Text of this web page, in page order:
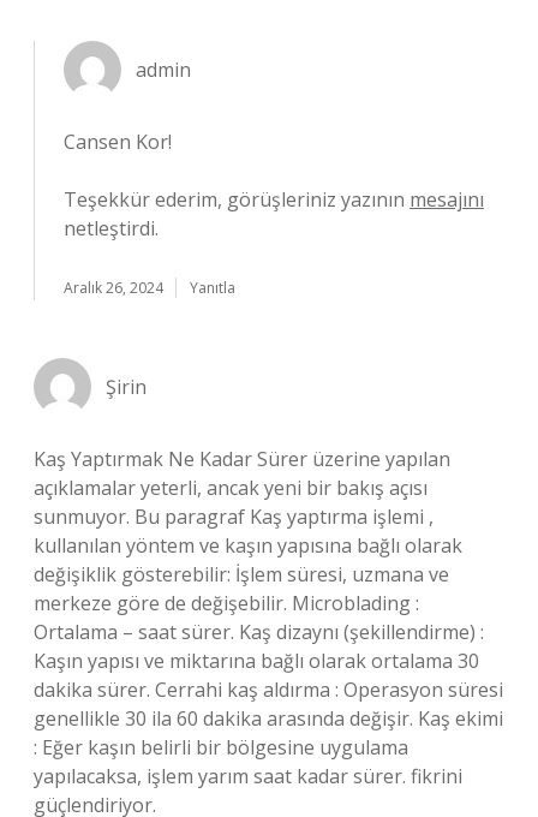
admin
Cansen Kor!
Teşekkür ederim, görüşleriniz yazının mesajını
netleştirdi.
Aralık 26, 2024 Yanıtla
Şirin
Kaş Yaptırmak Ne Kadar Sürer üzerine yapılan
açıklamalar yeterli, ancak yeni bir bakış açısı
sunmuyor. Bu paragraf Kaş yaptırma işlemi ,
kullanılan yöntem ve kaşın yapısına bağlı olarak
değişiklik gösterebilir: İşlem süresi, uzmana ve
merkeze göre de değişebilir. Microblading :
Ortalama – saat sürer. Kaş dizaynı (şekillendirme) :
Kaşın yapısı ve miktarına bağlı olarak ortalama 30
dakika sürer. Cerrahi kaş aldırma : Operasyon süresi
genellikle 30 ila 60 dakika arasında değişir. Kaş ekimi
: Eğer kaşın belirli bir bölgesine uygulama
yapılacaksa, işlem yarım saat kadar sürer. fikrini
güçlendiriyor.